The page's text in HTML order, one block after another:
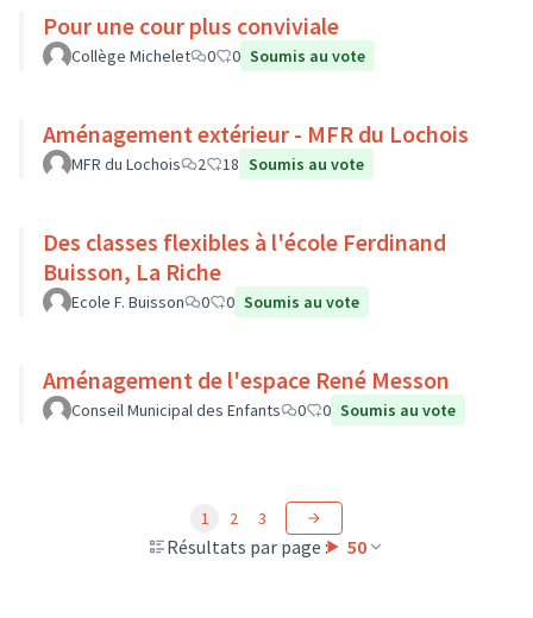
Pour une cour plus conviviale
Collège Michelet 0 0 Soumis au vote
Aménagement extérieur - MFR du Lochois
MFR du Lochois 2 18 Soumis au vote
Des classes flexibles à l'école Ferdinand
Buisson, La Riche
Ecole F. Buisson 0 0 Soumis au vote
Aménagement de l'espace René Messon
Conseil Municipal des Enfants 0 0 Soumis au vote
Résultats par page : 50
1 2 3